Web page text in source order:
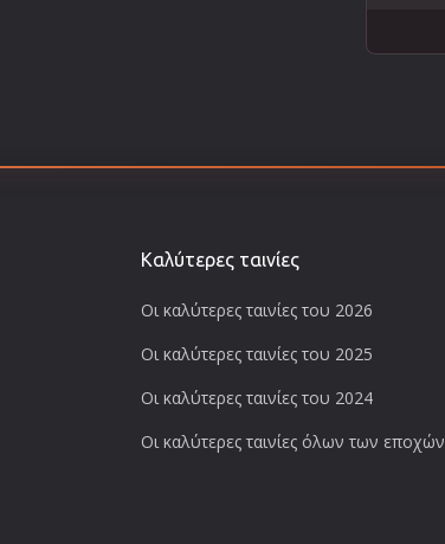
Καλύτερες ταινίες
Οι καλύτερες ταινίες του 2026
Οι καλύτερες ταινίες του 2025
Οι καλύτερες ταινίες του 2024
Οι καλύτερες ταινίες όλων των εποχών